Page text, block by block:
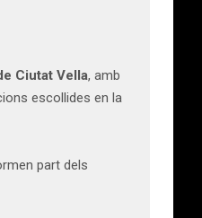
Ciutat Vella, amb
escollides en la
part dels